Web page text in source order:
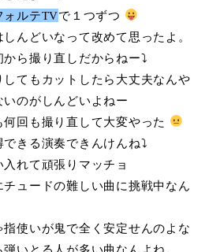
ォルテTVで１つずつ
んどいなって改めて思ったよ。
ら撮り直しだからねー⤵︎
てもカットしたら大丈夫なんや
のがしんどいよねー
回も撮り直して大変やった
きる演奏できんけんね⤵︎
れて頑張りマッチョ
ュードの難しい曲に挑戦中なん
使いが鬼で全く安定せんのよな
いとる人が多い曲なんよね。